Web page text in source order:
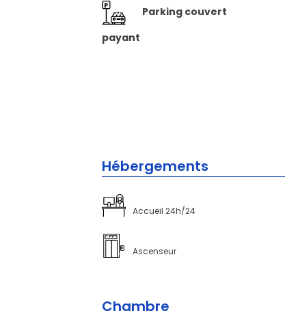
Parking couvert
payant
Hébergements
Accueil 24h/24
Ascenseur
Chambre